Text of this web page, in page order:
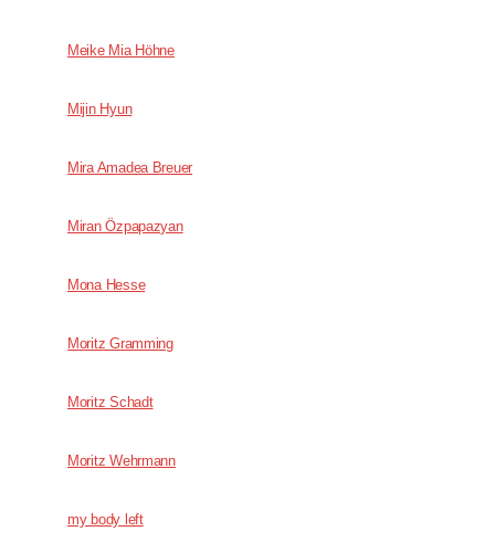
Meike Mia Höhne
Mijin Hyun
Mira Amadea Breuer
Miran Özpapazyan
Mona Hesse
Moritz Gramming
Moritz Schadt
Moritz Wehrmann
my body left